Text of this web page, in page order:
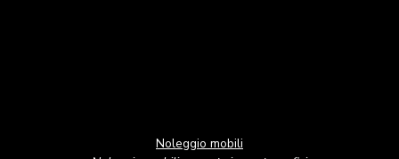
Noleggio mobili